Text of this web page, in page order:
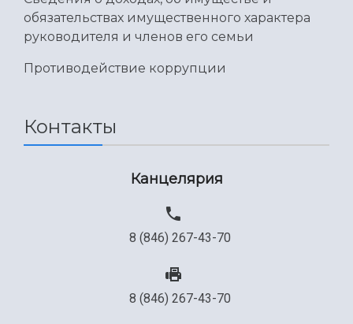
обязательствах имущественного характера
руководителя и членов его семьи
Противодействие коррупции
Контакты
Канцелярия
8 (846) 267-43-70
8 (846) 267-43-70